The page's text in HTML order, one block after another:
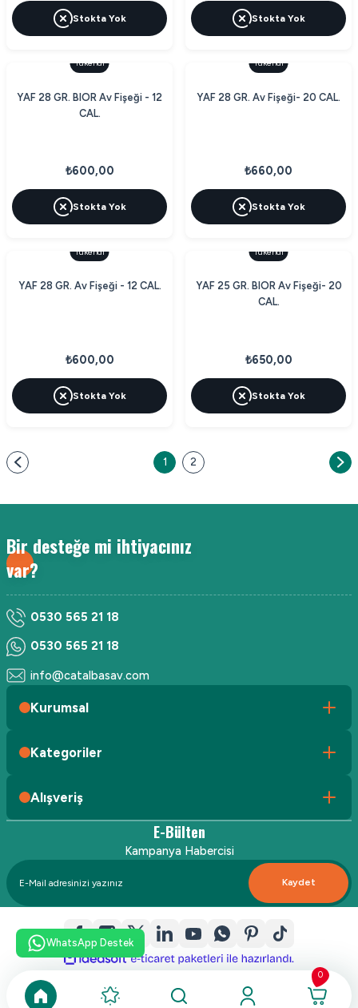
Stokta Yok Stokta Yok
Tükendi
YAF 28 GR. BIOR Av Fişeği - 12
CAL.
₺600,00
Stokta Yok
Tükendi
YAF 28 GR. Av Fişeği- 20 CAL.
₺660,00
Stokta Yok
Tükendi
YAF 28 GR. Av Fişeği - 12 CAL.
₺600,00
Stokta Yok
Tükendi
YAF 25 GR. BIOR Av Fişeği- 20
CAL.
₺650,00
Stokta Yok
1 2
Bir desteğe mi ihtiyacınız
var?
0530 565 21 18
0530 565 21 18
info@catalbasav.com
Kurumsal
Kategoriler
Alışveriş
E-Bülten
Kampanya Habercisi
Kaydet
WhatsApp Destek
0
ideasoft
e-
hazırlandı.